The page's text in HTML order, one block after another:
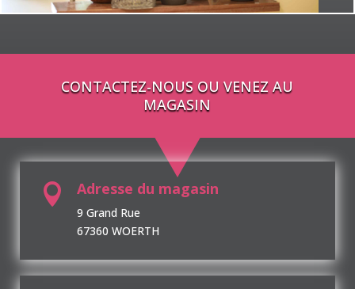
CONTACTEZ-NOUS OU VENEZ AU
MAGASIN
 Adresse du magasin
9 Grand Rue
67360 WOERTH